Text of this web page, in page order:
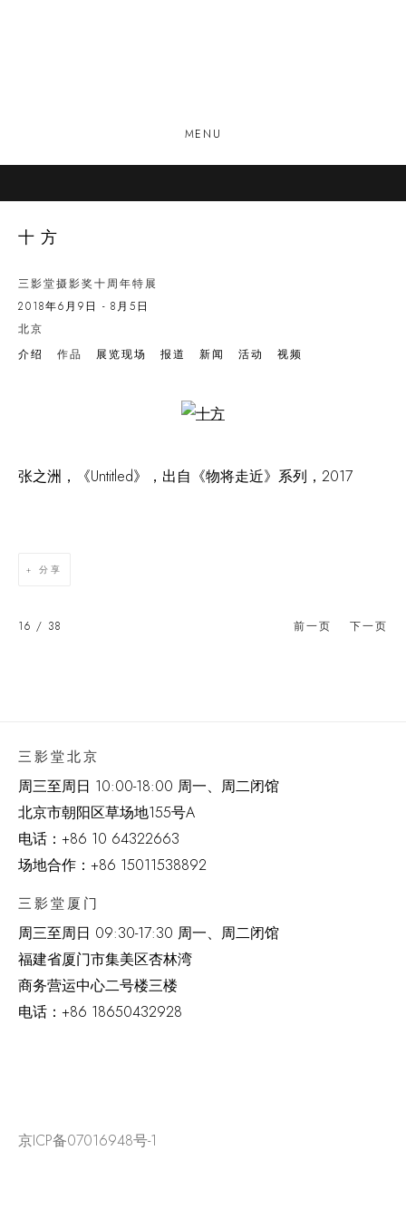
MENU
十方
三影堂摄影奖十周年特展
2018年6月9日 - 8月5日
北京
介绍
作品 展览现场 报道 新闻 活动 视频
Open a larger version of the following image in a popup:
张之洲，《Untitled》，出自《物将走近》系列，2017
分享
前一页 下一页
16 / 38
三影堂北京
周三至周日 10:00-18:00 周一、周二闭馆
北京市朝阳区草场地155号A
电话： +86 10 64322663
场地合作：+86 15011538892
三影堂厦门
周三至周日 09:30-17:30 周一、周二闭馆
福建省厦门市集美区杏林湾
商务营运中心二号楼三楼
电话： +86 18650432928
京ICP备07016948号-1